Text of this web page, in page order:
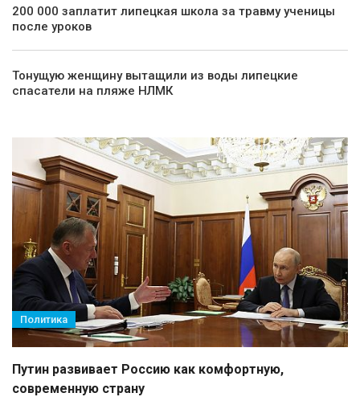
200 000 заплатит липецкая школа за травму ученицы
после уроков
Тонущую женщину вытащили из воды липецкие
спасатели на пляже НЛМК
Политика
Путин развивает Россию как комфортную,
современную страну